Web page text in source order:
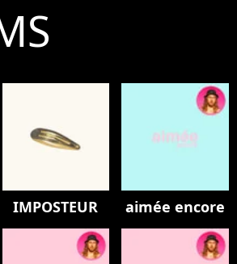
IMPOSTEUR aimée encore